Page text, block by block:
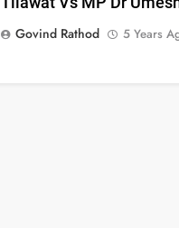
Govind Rathod
5 Years